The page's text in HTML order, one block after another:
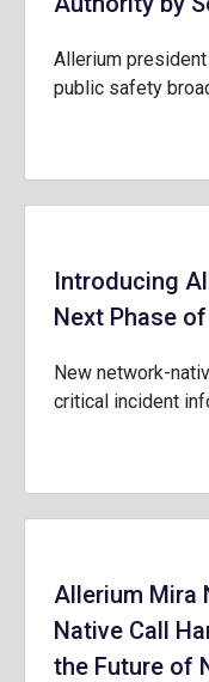
Allerium president
public safety
Introducing
Next Phase
New network-
critical incident
Allerium Mira
Native Call
the Future of